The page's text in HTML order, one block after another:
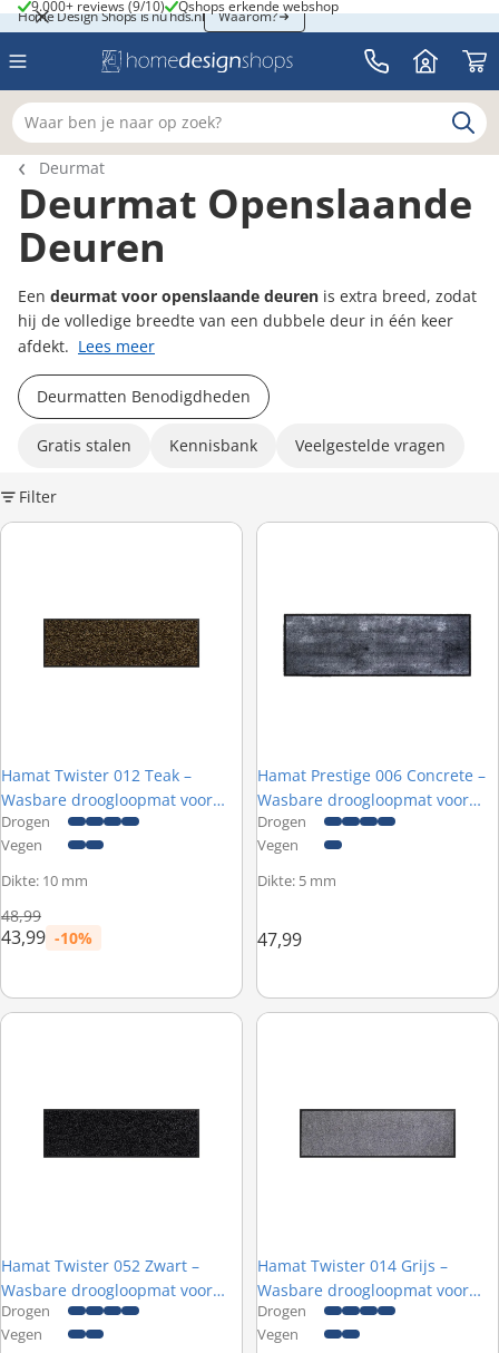
Home Design Shops is nu hds.nl
Home Design Shops is nu hds.nl Waarom?
9.000+ reviews (9/10)
9.000+ reviews (9/10) Qshops erkende webshop
Qshops erkende webshop
Waar ben je naar op zoek?
Breadcrumb navigatie
Deurmat
Deurmat Openslaande
Deuren
Een deurmat voor openslaande deuren is extra breed, zodat
hij de volledige breedte van een dubbele deur in één keer
afdekt. Lees meer
Deurmatten Benodigdheden
Gratis stalen Kennisbank Veelgestelde vragen
Filter
Hamat Twister 012 Teak – Wasbare droogloopmat voor
Hamat Twister 012 Teak –
Wasbare droogloopmat voor
openslaande deuren - 60 x 180
cm
Drogen
Vegen
Dikte: 10 mm
Normale prijs
48,99
Prijs met korting
43,99 -10%
Hamat Prestige 006 Concrete –
Hamat Prestige 006 Concrete –
Wasbare droogloopmat voor
openslaande deuren - 50 x 150
cm
Drogen
Vegen
Dikte: 5 mm
47,99
Hamat Twister 052 Zwart – Wasbare droogloopmat voor
Hamat Twister 052 Zwart –
Wasbare droogloopmat voor
openslaande deuren - 60 x 180
cm
Drogen
Vegen
Hamat Twister 014 Grijs –
Hamat Twister 014 Grijs –
Wasbare droogloopmat voor
openslaande deuren - 60 x 180
cm
Drogen
Vegen